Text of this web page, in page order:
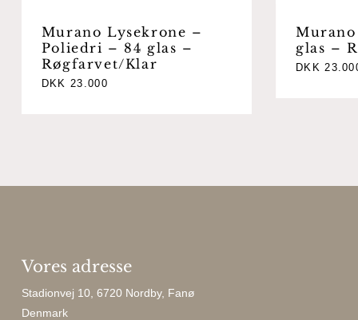
Murano Lysekrone –
Poliedri – 84 glas –
Røgfarvet/Klar
DKK 23.000
glas –
DKK
Vores adresse
Stadionvej 10, 6720 Nordby, Fanø
Denmark